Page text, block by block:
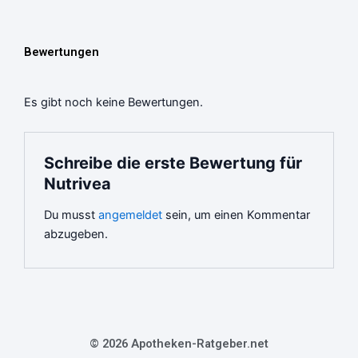
Bewertungen
Es gibt noch keine Bewertungen.
Schreibe die erste Bewertung für
Nutrivea
Du musstangemeldet sein, um einen Kommentar
abzugeben.
© 2026 Apotheken-Ratgeber.net